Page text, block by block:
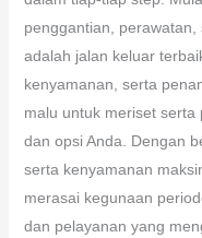
penggantian,
adalah jalan keluar
kenyamanan, serta
malu untuk meriset serta
dan opsi Anda. Dengan
serta kenyamanan
merasai kegunaan
dan pelayanan yang